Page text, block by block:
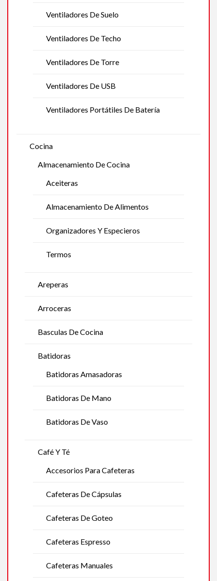
Ventiladores De Suelo
Ventiladores De Techo
Ventiladores De Torre
Ventiladores De USB
Ventiladores Portátiles De Batería
Cocina
Almacenamiento De Cocina
Aceiteras
Almacenamiento De Alimentos
Organizadores Y Especieros
Termos
Areperas
Arroceras
Basculas De Cocina
Batidoras
Batidoras Amasadoras
Batidoras De Mano
Batidoras De Vaso
Café Y Té
Accesorios Para Cafeteras
Cafeteras De Cápsulas
Cafeteras De Goteo
Cafeteras Espresso
Cafeteras Manuales